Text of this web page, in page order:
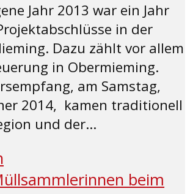
Jahr 2013 war ein Jahr
in der
Dazu zählt vor allem
in Obermieming.
am Samstag,
2014, kamen traditionell
und der...